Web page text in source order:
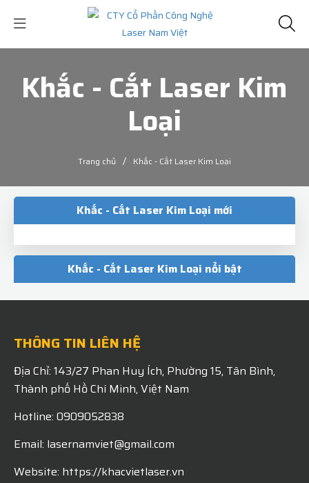
Khắc - Cắt Laser Kim
Loại
Trang chủ / Khắc - Cắt Laser Kim Loại
Khắc - Cắt Laser Kim Loại mới
Khắc - Cắt Laser Kim Loại nổi bật
THÔNG TIN LIÊN HỆ
Địa Chỉ: 143/27 Phan Huy Ích, Phường 15, Tân Bình,
Thành phố Hồ Chí Minh, Việt Nam
Hotline: 0909052838
Email: lasernamviet@gmail.com
Website: https://khacvietlaser.vn